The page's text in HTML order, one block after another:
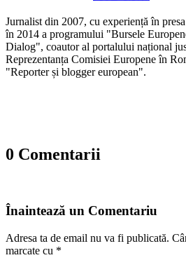
Jurnalist din 2007, cu experiență în
în 2014 a programului "Bursele
Dialog", coautor al portalului național
Reprezentanța Comisiei Europene în
"Reporter și blogger european".
0 Comentarii
Înaintează un Comentariu
Adresa ta de email nu va fi publicată.
marcate cu *